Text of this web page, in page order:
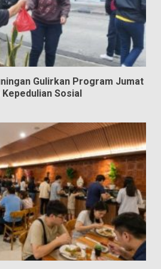
Gulirkan Program Jumat
Kepedulian Sosial